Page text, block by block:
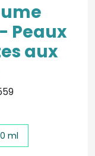
Peaux
aux
ml